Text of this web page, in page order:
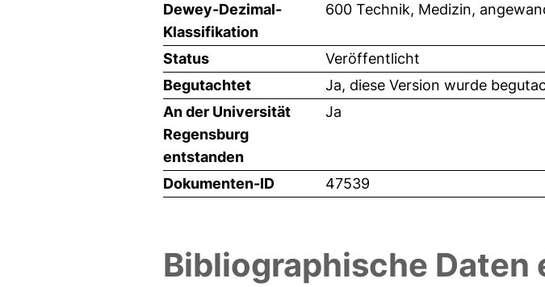
Dewey-Dezimal-
Klassifikation
600 Technik, Medizin,
Status
Veröffentlicht
Begutachtet
Ja, diese Version wurde
An der Universität
Regensburg
entstanden
Ja
Dokumenten-ID 47539
Bibliographische Daten